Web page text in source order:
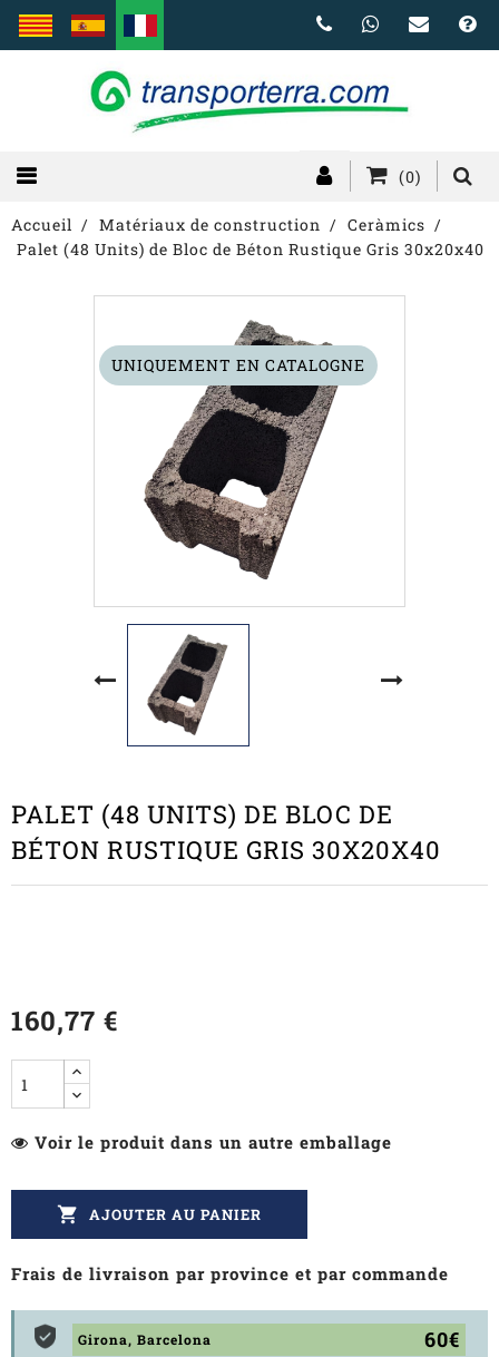
(0)
Accueil Matériaux de construction
Ceràmics
Palet (48 Units) de Bloc de Béton Rustique Gris 30x20x40
UNIQUEMENT EN CATALOGNE
PALET (48 UNITS) DE BLOC DE
BÉTON RUSTIQUE GRIS 30X20X40
160,77 €
Voir le produit dans un autre emballage
 AJOUTER AU PANIER
Frais de livraison par province et par commande
Girona, Barcelona 60€